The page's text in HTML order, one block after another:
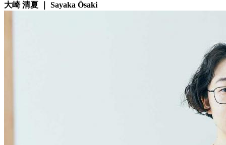
大崎 清夏 ｜ Sayaka Ōsaki